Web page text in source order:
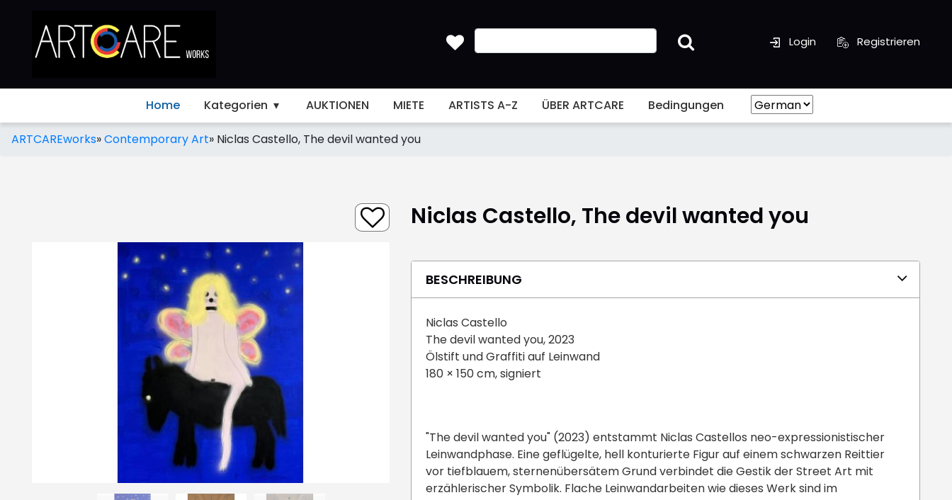
Registrieren
Login
Home Kategorien AUKTIONEN MIETE ARTISTS A-Z ÜBER ARTCARE Bedingungen
ARTCAREworks»Contemporary Art» Niclas Castello, The devil wanted you
Niclas Castello, The devil wanted you
BESCHREIBUNG
Niclas Castello
The devil wanted you, 2023
Ölstift und Graffiti auf Leinwand
180 × 150 cm, signiert
"The devil wanted you" (2023) entstammt Niclas Castellos neo-expressionistischer
Leinwandphase. Eine geflügelte, hell konturierte Figur auf einem schwarzen Reittier
vor tiefblauem, sternenübersätem Grund verbindet die Gestik der Street Art mit
erzählerischer Symbolik. Flache Leinwandarbeiten wie dieses Werk sind im